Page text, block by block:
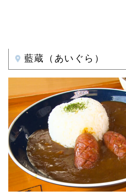
藍蔵（あいぐら）